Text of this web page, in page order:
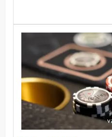
Bekijk
Workshop